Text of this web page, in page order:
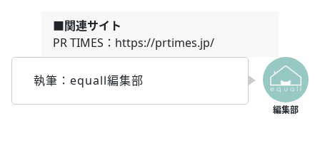
■関連サイト
PR TIMES：https://prtimes.jp/
執筆：equall編集部